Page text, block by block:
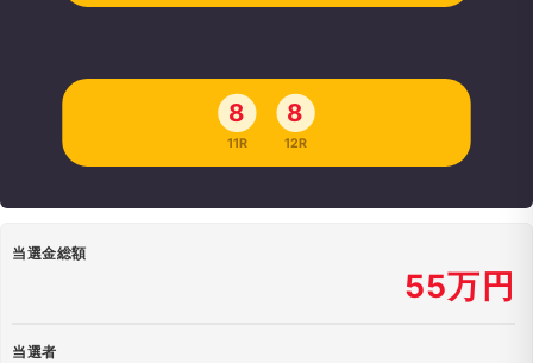
8
11R
8
12R
当選金総額
55万円
当選者